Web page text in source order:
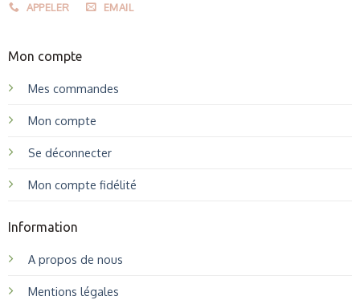
APPELER EMAIL
Mon compte
Mes commandes
Mon compte
Se déconnecter
Mon compte fidélité
Information
A propos de nous
Mentions légales